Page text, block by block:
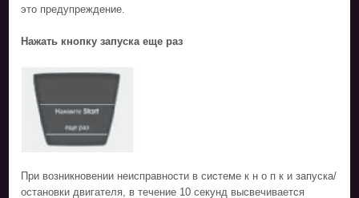
это предупреждение.
Нажать кнопку запуска еще раз
При возникновении неисправности в системе к н о п к и запуска/
остановки двигателя, в течение 10 секунд высвечивается